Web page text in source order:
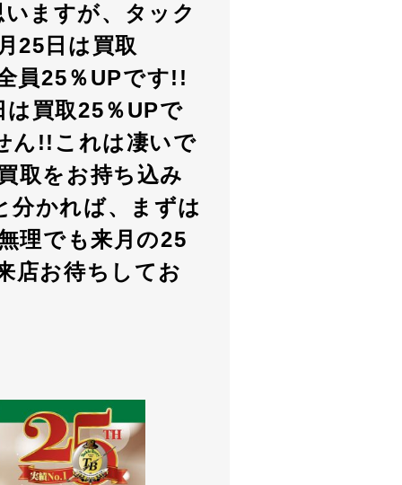
ますが、タック
25日は買取
員25％UPです!!
買取25％UPで
ん!!これは凄いで
取をお持ち込み
分かれば、まずは
理でも来月の25
店お待ちしてお